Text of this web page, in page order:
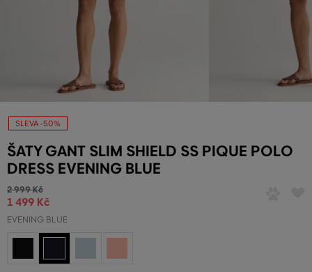
SLEVA -50%
ŠATY GANT SLIM SHIELD SS PIQUE POLO
DRESS EVENING BLUE
2 999 Kč
1 499 Kč
EVENING BLUE